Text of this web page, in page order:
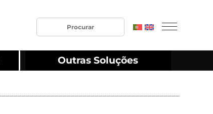
Outras Soluções